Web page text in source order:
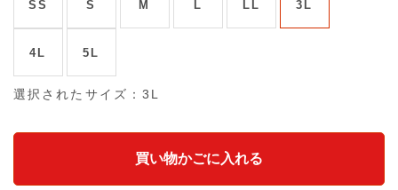
SS S M L LL 3L
4L 5L
選択されたサイズ：3L